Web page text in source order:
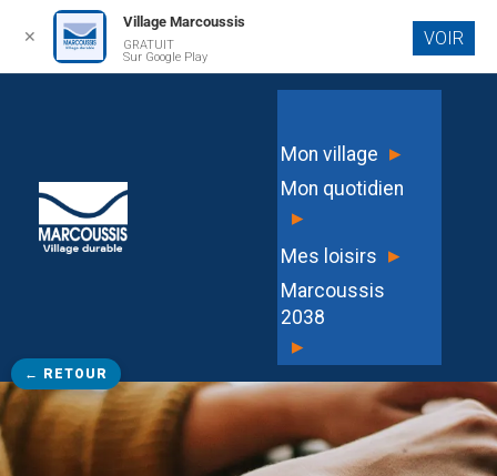
contenu
Mon village ▸
Mon quotidien
▸
Mes loisirs ▸
Marcoussis
2038
▸
← RETOUR
✕
Village Marcoussis
GRATUIT
Sur Google Play
VOIR